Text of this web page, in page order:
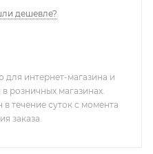
дешевле?
для интернет-магазина и
розничных магазинах.
в течение суток с момента
заказа.